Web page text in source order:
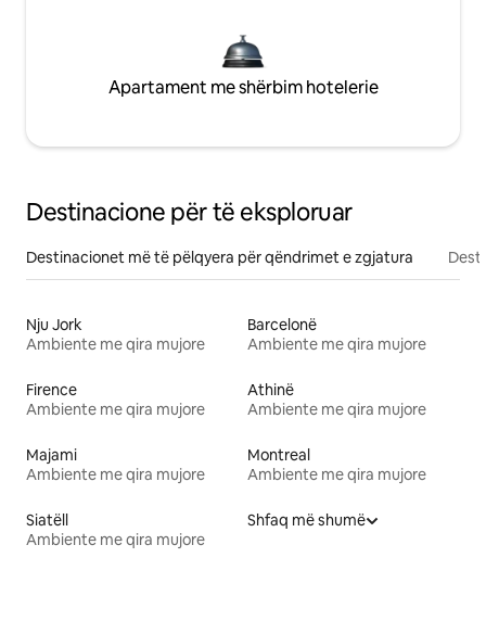
Apartament me shërbim hotelerie
Destinacione për të eksploruar
Destinacionet më të pëlqyera për qëndrimet e zgjatura
Nju Jork
Ambiente me qira mujore
Barcelonë
Ambiente me qira mujore
Firence
Ambiente me qira mujore
Athinë
Ambiente me qira mujore
Majami
Ambiente me qira mujore
Montreal
Ambiente me qira mujore
Siatëll
Ambiente me qira mujore
Shfaq më shumë